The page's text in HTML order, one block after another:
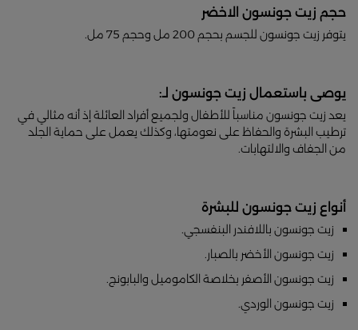
حجم زيت جونسون الاخضر
يتوفر زيت جونسون للجسم بحجم 200 مل وحجم 75 مل.
يوصى باستعمال زيت جونسون لـ:
يعد زيت جونسون مناسباً للأطفال ولجميع أفراد العائلة إذ أنه مثالي في
ترطيب البشرة والحفاظ على نعومتها، وكذلك يعمل على حماية الجلد
من الجفاف والالتهابات.
أنواع زيت جونسون للبشرة
زيت جونسون باللافندر البنفسجي.
زيت جونسون الأخضر بالصبار.
زيت جونسون الأصفر بخلاصة الكاموميل والبابونج.
زيت جونسون الوردي.